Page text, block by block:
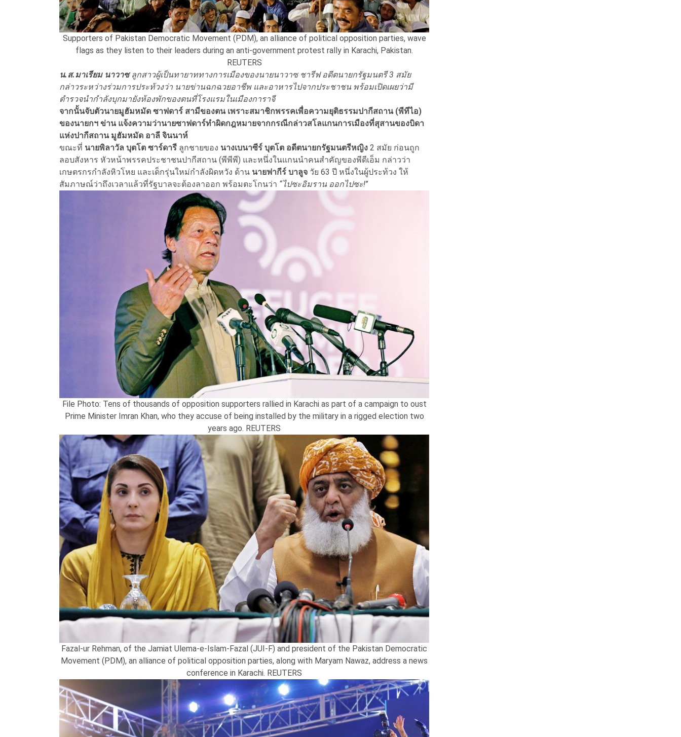
Supporters of Pakistan Democratic Movement (PDM), an alliance of political opposition parties, wave
flags as they listen to their leaders during an anti-government protest rally in Karachi, Pakistan.
REUTERS
น.ส.มาเรียม นาวาซลูกสาวผู้เป็นทายาททางการเมืองของนายนาวาซ ชารีฟ อดีตนายกรัฐมนตรี 3 สมัย
กล่าวระหว่างร่วมการประท้วงว่า นายข่านฉกฉวยอาชีพ และอาหารไปจากประชาชน พร้อมเปิดเผยว่ามี
ตำรวจนำกำลังบุกมายังห้องพักของตนที่โรงแรมในเมืองการาจี
จากนั้นจับตัวนายมูฮัมหมัด ซาฟดาร์ สามีของตน เพราะสมาชิกพรรคเพื่อความยุติธรรมปากีสถาน (พีทีไอ)
ของนายกฯ ข่าน แจ้งความว่านายซาฟดาร์ทำผิดกฎหมายจากกรณีกล่าวสโลแกนการเมืองที่สุสานของบิดา
แห่งปากีสถาน มูฮัมหมัด อาลี จินนาห์
ขณะที่ นายพิลาวัล บุตโต ซาร์ดารี ลูกชายของ นางเบนาซีร์ บุตโต อดีตนายกรัฐมนตรีหญิง 2 สมัย ก่อนถูก
ลอบสังหาร หัวหน้าพรรคประชาชนปากีสถาน (พีพีพี) และหนึ่งในแกนนำคนสำคัญของพีดีเอ็ม กล่าวว่า
เกษตรกรกำลังหิวโหย และเด็กรุ่นใหม่กำลังผิดหวัง ด้าน นายฟากีร์ บาลูจ วัย 63 ปี หนึ่งในผู้ประท้วง ให้
สัมภาษณ์ว่าถึงเวลาแล้วที่รัฐบาลจะต้องลาออก พร้อมตะโกนว่า “ไปซะอิมราน ออกไปซะ!”
File Photo: Tens of thousands of opposition supporters rallied in Karachi as part of a campaign to oust
Prime Minister Imran Khan, who they accuse of being installed by the military in a rigged election two
years ago. REUTERS
Fazal-ur Rehman, of the Jamiat Ulema-e-Islam-Fazal (JUI-F) and president of the Pakistan Democratic
Movement (PDM), an alliance of political opposition parties, along with Maryam Nawaz, address a news
conference in Karachi. REUTERS